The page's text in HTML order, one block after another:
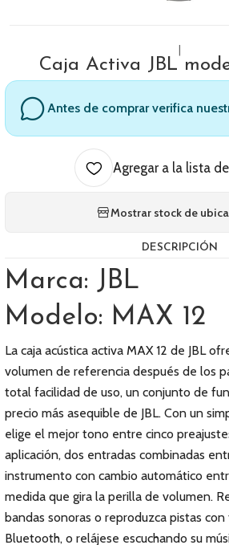
Caja Activa JBL
Antes de comprar verifica
Agregar a la lista
Mostrar stock de
DESCRIPCIÓN
Marca: JBL
Modelo: MAX 12
La caja acústica activa MAX 12 de JBL
volumen de referencia después de los
total facilidad de uso, un conjunto de
precio más asequible de JBL. Con un
elige el mejor tono entre cinco
aplicación, dos entradas combinadas
instrumento con cambio automático
medida que gira la perilla de volumen.
bandas sonoras o reproduzca pistas
Bluetooth, o relájese escuchando su